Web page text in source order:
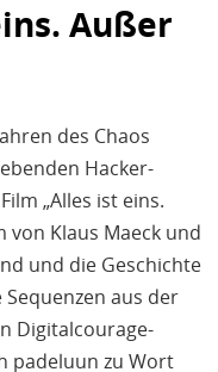
Außer
des Chaos
Hacker-
„Alles ist eins.
von Klaus Maeck und
und die Geschichte
aus der
Digitalcourage-
padeluun zu Wort